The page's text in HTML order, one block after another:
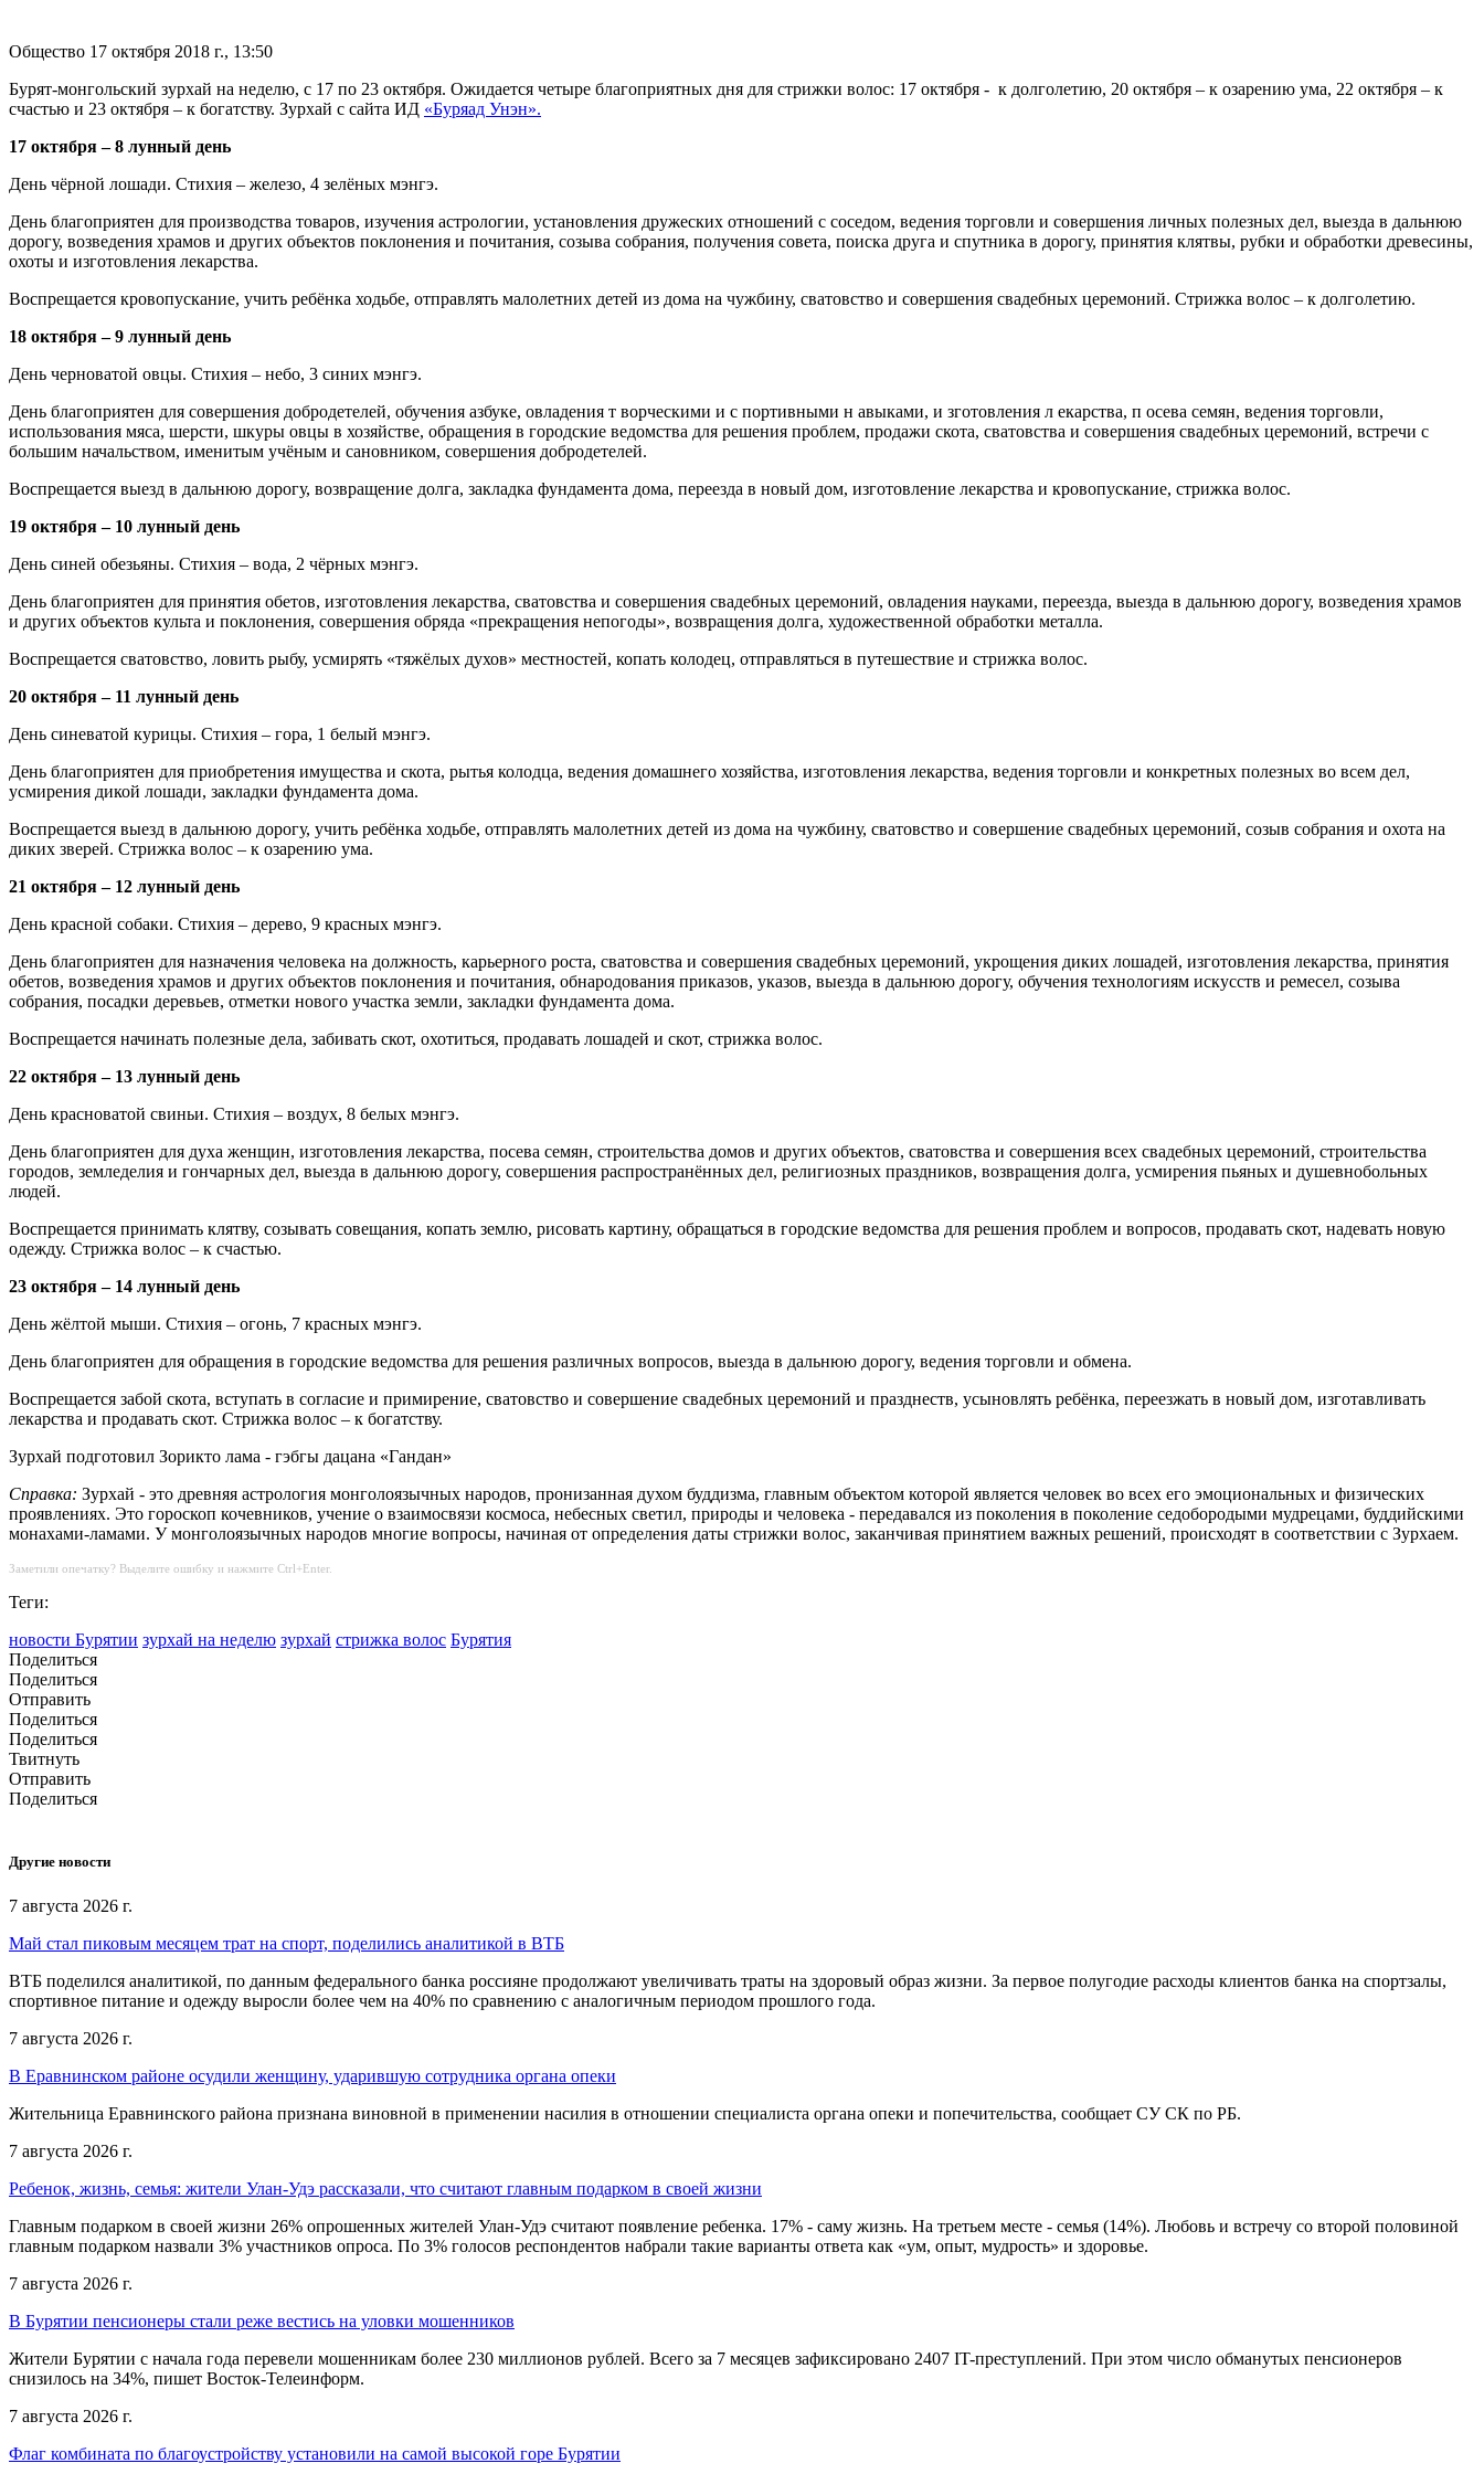
Общество 17 октября 2018 г., 13:50
Бурят-монгольский зурхай на неделю, с 17 по 23 октября. Ожидается четыре благоприятных дня для стрижки волос: 17 октября - к долголетию, 20 октября – к озарению ума, 22 октября – к
счастью и 23 октября – к богатству. Зурхай с сайта ИД «Буряад Унэн».
17 октября – 8 лунный день
День чёрной лошади. Стихия – железо, 4 зелёных мэнгэ.
День благоприятен для производства товаров, изучения астрологии, уста­новления дружеских отношений с соседом, ведения торговли и совершения личных полезных дел, выезда в дальнюю
дорогу, возведения храмов и других объектов поклонения и почитания, созыва собрания, получения совета, поиска друга и спутника в дорогу, принятия клятвы, рубки и обработки древесины,
охоты и изготовления лекарства.
Воспрещается кровопускание, учить ребёнка ходьбе, отправлять ма­лолетних детей из дома на чужбину, сватовство и совершения свадебных церемоний. Стрижка волос – к долголетию.
18 октября – 9 лунный день
День черноватой овцы. Стихия – небо, 3 синих мэнгэ.
День благоприятен для совершения добродетелей, обучения азбуке, овла­дения т ворческими и с портивными н авыками, и зготовления л екарства, п о­сева семян, ведения торговли,
использования мяса, шерсти, шкуры овцы в хозяйстве, обращения в городские ведомства для решения проблем, продажи скота, сватовства и совершения свадебных церемоний, встречи с
большим на­чальством, именитым учёным и сановником, совершения добродетелей.
Воспрещается выезд в дальнюю дорогу, возвращение долга, закладка фун­дамента дома, переезда в новый дом, изготовление лекарства и кровопуска­ние, стрижка волос.
19 октября – 10 лунный день
День синей обезьяны. Стихия – вода, 2 чёрных мэнгэ.
День благоприятен для принятия обетов, изготовления лекарства, сва­товства и совершения свадебных церемоний, овладения науками, переезда, выезда в дальнюю дорогу, возведения храмов
и других объектов культа и по­клонения, совершения обряда «прекращения непогоды», возвращения долга, художественной обработки металла.
Воспрещается сватовство, ловить рыбу, усмирять «тяжёлых духов» местностей, копать колодец, отправляться в путешествие и стрижка во­лос.
20 октября – 11 лунный день
День синеватой курицы. Стихия – гора, 1 белый мэнгэ.
День благоприятен для приобретения имущества и скота, рытья колодца, ведения домашнего хозяйства, изготовления лекарства, ведения торговли и конкретных полезных во всем дел,
усмирения дикой лошади, закладки фун­дамента дома.
Воспрещается выезд в дальнюю дорогу, учить ребёнка ходьбе, отправ­лять малолетних детей из дома на чужбину, сватовство и совершение сва­дебных церемоний, созыв собрания и охота на
диких зверей. Стрижка волос – к озарению ума.
21 октября – 12 лунный день
День красной собаки. Стихия – дерево, 9 красных мэнгэ.
День благоприятен для назначения человека на должность, карьерного роста, сватовства и совершения свадебных церемоний, укрощения диких ло­шадей, изготовления лекарства, принятия
обетов, возведения храмов и других объектов поклонения и почитания, обнародования приказов, указов, выезда в дальнюю дорогу, обучения технологиям искусств и ремесел, созыва
собрания, посадки деревьев, отметки нового участка земли, закладки фундамента дома.
Воспрещается начинать полезные дела, забивать скот, охотиться, про­давать лошадей и скот, стрижка волос.
22 октября – 13 лунный день
День красноватой свиньи. Стихия – воздух, 8 белых мэнгэ.
День благоприятен для духа женщин, изготовления лекарства, посева се­мян, строительства домов и других объектов, сватовства и совершения всех свадебных церемоний, строительства
городов, земледелия и гончарных дел, выезда в дальнюю дорогу, совершения распространённых дел, религиозных праздников, возвращения долга, усмирения пьяных и душевнобольных
людей.
Воспрещается принимать клятву, созывать совещания, копать землю, рисовать картину, обращаться в городские ведомства для решения проблем и вопросов, продавать скот, надевать новую
одежду. Стрижка волос – к сча­стью.
23 октября – 14 лунный день
День жёлтой мыши. Стихия – огонь, 7 красных мэнгэ.
День благоприятен для обращения в городские ведомства для решения различных вопросов, выезда в дальнюю дорогу, ведения торговли и обмена.
Воспрещается забой скота, вступать в согласие и примирение, сватов­ство и совершение свадебных церемоний и празднеств, усыновлять ребён­ка, переезжать в новый дом, изготавливать
лекарства и продавать скот. Стрижка волос – к богатству.
Зурхай подготовил Зорикто лама - гэбгы дацана «Гандан»
Справка: Зурхай - это древняя астрология монголоязычных народов, пронизанная духом буддизма, главным объектом которой является человек во всех его эмоциональных и физических
проявлениях. Это гороскоп кочевников, учение о взаимосвязи космоса, небесных светил, природы и человека - передавался из поколения в поколение седобородыми мудрецами, буддийскими
монахами-ламами. У монголоязычных народов многие вопросы, начиная от определения даты стрижки волос, заканчивая принятием важных решений, происходят в соответствии с Зурхаем.
Заметили опечатку? Выделите ошибку и нажмите Ctrl+Enter.
Теги:
новости Бурятии зурхай на неделю зурхай стрижка волос Бурятия
Поделиться
Поделиться
Отправить
Поделиться
Поделиться
Твитнуть
Отправить
Поделиться
Другие новости
7 августа 2026 г.
Май стал пиковым месяцем трат на спорт, поделились аналитикой в ВТБ
ВТБ поделился аналитикой, по данным федерального банка россияне продолжают увеличивать траты на здоровый образ жизни. За первое полугодие расходы клиентов банка на спортзалы,
спортивное питание и одежду выросли более чем на 40% по сравнению с аналогичным периодом прошлого года.
7 августа 2026 г.
В Еравнинском районе осудили женщину, ударившую сотрудника органа опеки
Жительница Еравнинского района признана виновной в применении насилия в отношении специалиста органа опеки и попечительства, сообщает СУ СК по РБ.
7 августа 2026 г.
Ребенок, жизнь, семья: жители Улан-Удэ рассказали, что считают главным подарком в своей жизни
Главным подарком в своей жизни 26% опрошенных жителей Улан-Удэ считают появление ребенка. 17% - саму жизнь. На третьем месте - семья (14%). Любовь и встречу со второй половиной
главным подарком назвали 3% участников опроса. По 3% голосов респондентов набрали такие варианты ответа как «ум, опыт, мудрость» и здоровье.
7 августа 2026 г.
В Бурятии пенсионеры стали реже вестись на уловки мошенников
Жители Бурятии с начала года перевели мошенникам более 230 миллионов рублей. Всего за 7 месяцев зафиксировано 2407 IT-преступлений. При этом число обманутых пенсионеров
снизилось на 34%, пишет Восток-Телеинформ.
7 августа 2026 г.
Флаг комбината по благоустройству установили на самой высокой горе Бурятии